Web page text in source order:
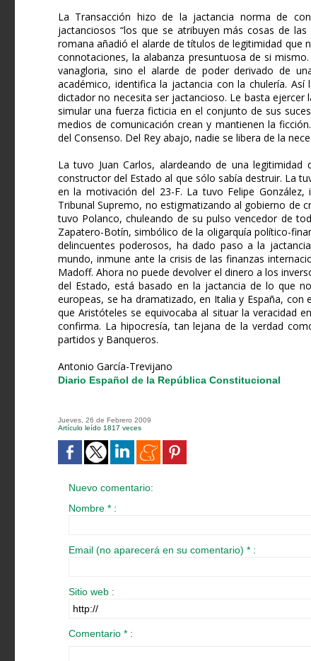
La Transacción hizo de la jactancia norma de
jactanciosos “los que se atribuyen más cosas de
romana añadió el alarde de títulos de legitimidad que
connotaciones, la alabanza presuntuosa de si
vanagloria, sino el alarde de poder derivado de
académico, identifica la jactancia con la chulería.
dictador no necesita ser jactancioso. Le basta ejercer
simular una fuerza ficticia en el conjunto de sus
medios de comunicación crean y mantienen la
del Consenso. Del Rey abajo, nadie se libera de la
La tuvo Juan Carlos, alardeando de una
constructor del Estado al que sólo sabía destruir. La
en la motivación del 23-F. La tuvo Felipe
Tribunal Supremo, no estigmatizando al gobierno de
tuvo Polanco, chuleando de su pulso vencedor de
Zapatero-Botín, simbólico de la oligarquía político-
delincuentes poderosos, ha dado paso a la
mundo, inmune ante la crisis de las finanzas
Madoff. Ahora no puede devolver el dinero a los
del Estado, está basado en la jactancia de lo que
europeas, se ha dramatizado, en Italia y España,
que Aristóteles se equivocaba al situar la veracidad
confirma. La hipocresía, tan lejana de la verdad
partidos y Banqueros.
Antonio García-Trevijano
Diario Español de la República Constitucional
Jueves, 26 de Febrero 2009
Artículo leído 1817 veces
Nuevo comentario:
Nombre * :
Email (no aparecerá en su comentario) * :
Sitio web :
Comentario * :